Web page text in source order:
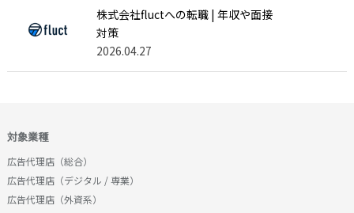
株式会社fluctへの転職 | 年収や面接
対策
2026.04.27
対象業種
広告代理店（総合）
広告代理店（デジタル / 専業）
広告代理店（外資系）